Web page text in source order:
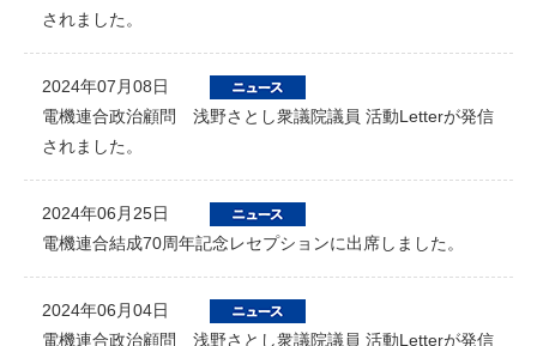
されました。
2024年07月08日
電機連合政治顧問 浅野さとし衆議院議員 活動Letterが発信
されました。
2024年06月25日
電機連合結成70周年記念レセプションに出席しました。
2024年06月04日
電機連合政治顧問 浅野さとし衆議院議員 活動Letterが発信